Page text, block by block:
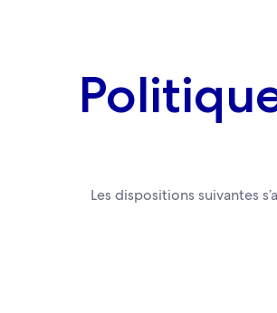
Les dispositions suivantes